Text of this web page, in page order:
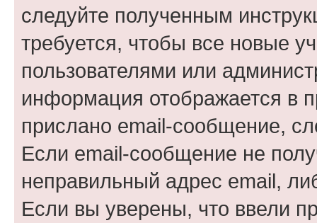
следуйте полученным
требуется, чтобы все новые
пользователями или
информация отображается в
прислано email-сообщение,
Если email-сообщение не
неправильный адрес email,
Если вы уверены, что ввели